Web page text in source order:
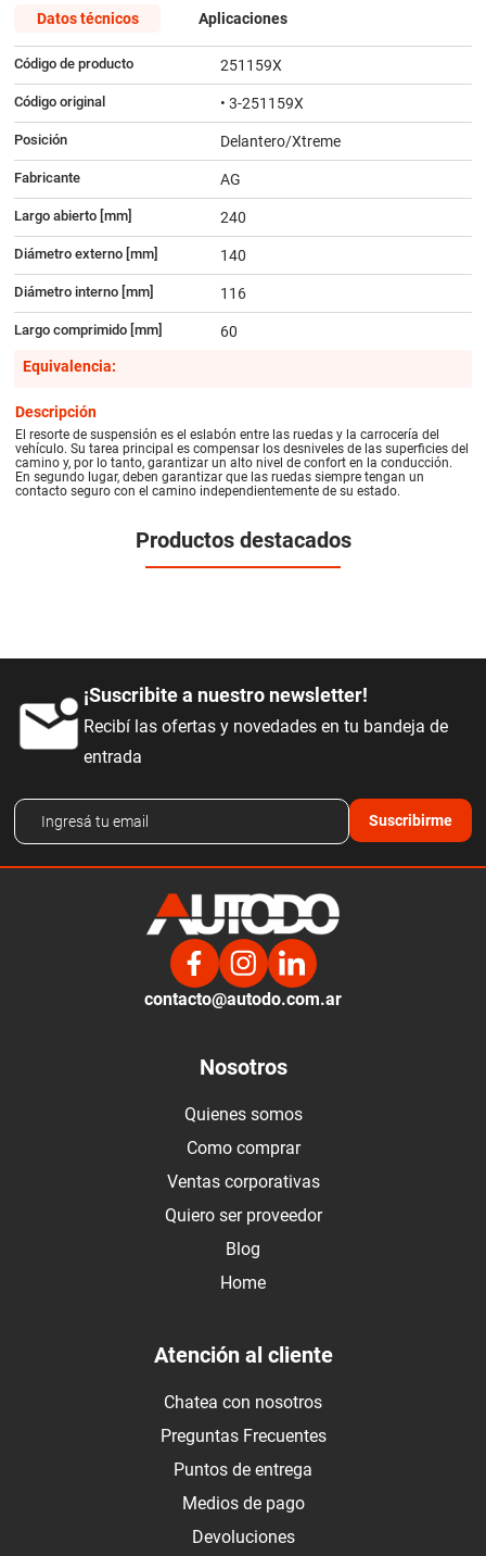
Datos técnicos Aplicaciones
Código de producto 251159X
Código original • 3-251159X
Posición Delantero/Xtreme
Fabricante AG
Largo abierto [mm] 240
Diámetro externo [mm] 140
Diámetro interno [mm] 116
Largo comprimido [mm]
60
Equivalencia:
Descripción
El resorte de suspensión es el eslabón entre las ruedas y la carrocería del
vehículo. Su tarea principal es compensar los desniveles de las superficies del
camino y, por lo tanto, garantizar un alto nivel de confort en la conducción.
En segundo lugar, deben garantizar que las ruedas siempre tengan un
contacto seguro con el camino independientemente de su estado.
Productos destacados
¡Suscribite a nuestro newsletter!
Recibí las ofertas y novedades en tu bandeja de
entrada
Suscribirme
contacto@autodo.com.ar
Nosotros
Quienes somos
Como comprar
Ventas corporativas
Quiero ser proveedor
Blog
Home
Atención al cliente
Chatea con nosotros
Preguntas Frecuentes
Puntos de entrega
Medios de pago
Devoluciones